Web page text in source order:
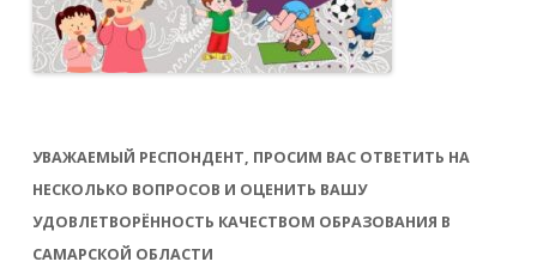
УВАЖАЕМЫЙ РЕСПОНДЕНТ, ПРОСИМ ВАС ОТВЕТИТЬ НА
НЕСКОЛЬКО ВОПРОСОВ И ОЦЕНИТЬ ВАШУ
УДОВЛЕТВОРЁННОСТЬ КАЧЕСТВОМ ОБРАЗОВАНИЯ В
САМАРСКОЙ ОБЛАСТИ